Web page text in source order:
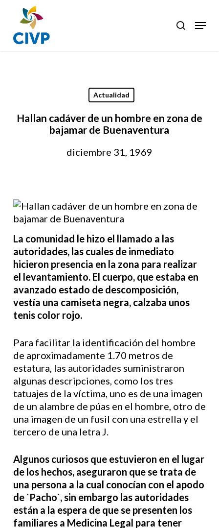
main
content
search
Menu
Actualidad
Hallan cadáver de un hombre en zona de
bajamar de Buenaventura
diciembre 31, 1969
La comunidad le hizo el llamado a las
autoridades, las cuales de inmediato
hicieron presencia en la zona para realizar
el levantamiento. El cuerpo, que estaba en
avanzado estado de descomposición,
vestía una camiseta negra, calzaba unos
tenis color rojo.
Para facilitar la identificación del hombre
de aproximadamente 1.70 metros de
estatura, las autoridades suministraron
algunas descripciones, como los tres
tatuajes de la víctima, uno es de una imagen
de un alambre de púas en el hombre, otro de
una imagen de un fusil con una estrella y el
tercero de una letra J.
Algunos curiosos que estuvieron en el lugar
de los hechos, aseguraron que se trata de
una persona a la cual conocían con el apodo
de `Pacho`, sin embargo las autoridades
están a la espera de que se presenten los
familiares a Medicina Legal para tener
Close